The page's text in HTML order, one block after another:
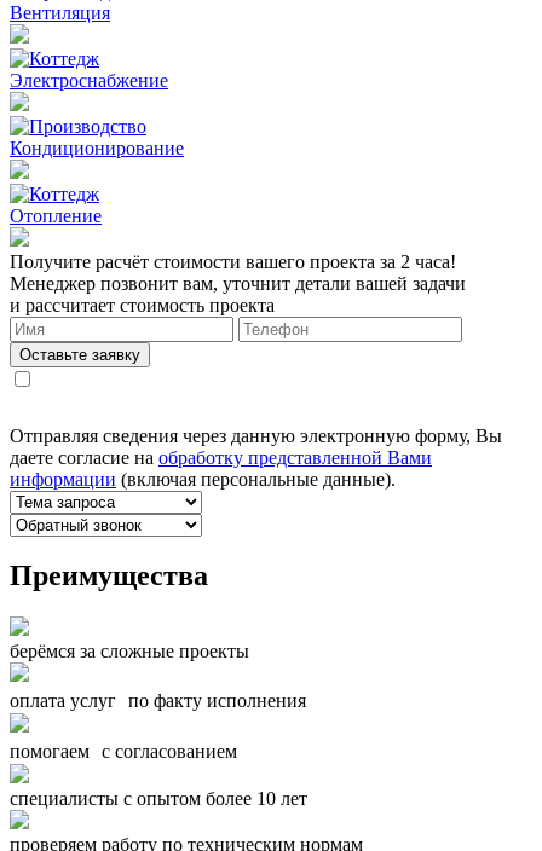
Вентиляция
Электроснабжение
Кондиционирование
Отопление
Получите расчёт стоимости вашего проекта за 2 часа!
Менеджер позвонит вам, уточнит детали вашей задачи
и рассчитает стоимость проекта
Оставьте заявку
Отправляя сведения через данную электронную форму, Вы
даете согласие на обработку представленной Вами
информации (включая персональные данные).
Преимущества
берёмся за сложные проекты
оплата услуг по факту исполнения
помогаем с согласованием
специалисты с опытом более 10 лет
проверяем работу по техническим нормам